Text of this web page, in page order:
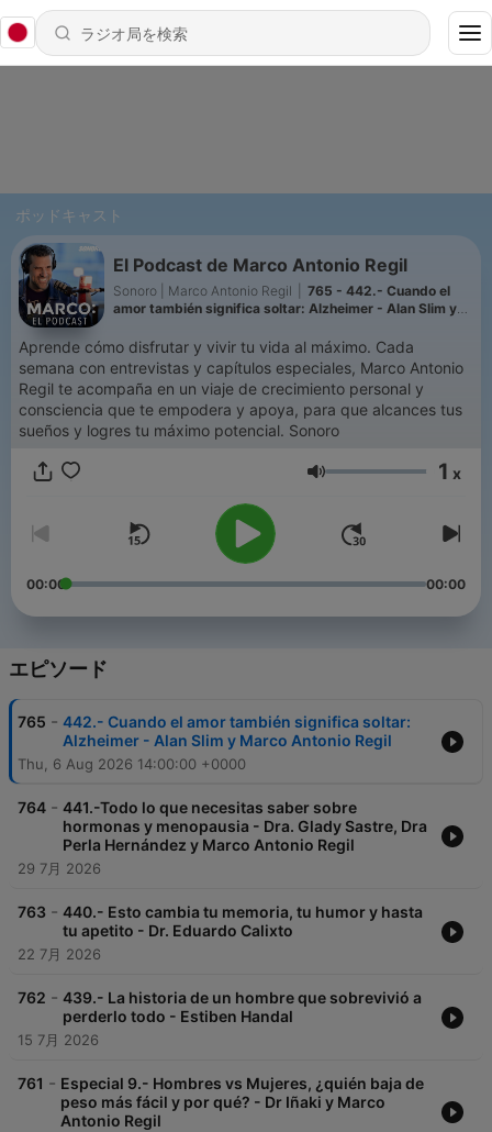
ポッドキャスト
El Podcast de Marco Antonio Regil
Sonoro | Marco Antonio Regil
765 - 442.- Cuando el
amor también significa soltar: Alzheimer - Alan Slim y
Aprende cómo disfrutar y vivir tu vida al máximo. Cada
semana con entrevistas y capítulos especiales, Marco Antonio
Regil te acompaña en un viaje de crecimiento personal y
consciencia que te empodera y apoya, para que alcances tus
sueños y logres tu máximo potencial. Sonoro
音量 1 x
00:00 00:00
エピソード
765 - 442.- Cuando el amor también significa soltar:
Alzheimer - Alan Slim y Marco Antonio Regil
Thu, 6 Aug 2026 14:00:00 +0000
764 - 441.-Todo lo que necesitas saber sobre
hormonas y menopausia - Dra. Glady Sastre, Dra
Perla Hernández y Marco Antonio Regil
29 7月 2026
763 - 440.- Esto cambia tu memoria, tu humor y hasta
tu apetito - Dr. Eduardo Calixto
22 7月 2026
762 - 439.- La historia de un hombre que sobrevivió a
perderlo todo - Estiben Handal
15 7月 2026
761 - Especial 9.- Hombres vs Mujeres, ¿quién baja de
peso más fácil y por qué? - Dr Iñaki y Marco
Antonio Regil